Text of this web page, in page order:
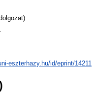
eszterhazy.hu/id/eprint/14211